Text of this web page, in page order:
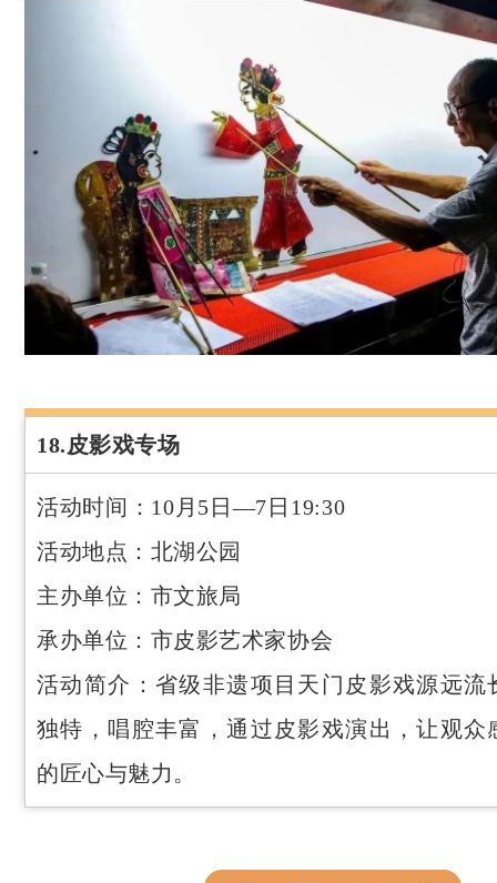
18.皮影戏专场
活动时间：10月5日—7日19:30
活动地点：北湖公园
主办单位：市文旅局
承办单位：市皮影艺术家协会
活动简介：省级非遗项目天门皮影戏源远流
独特，唱腔丰富，通过皮影戏演出，让观众
的匠心与魅力。